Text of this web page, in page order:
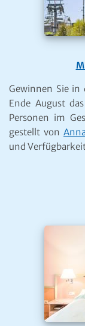
Gewinnen Sie in
Ende August
Personen im
gestellt von
und